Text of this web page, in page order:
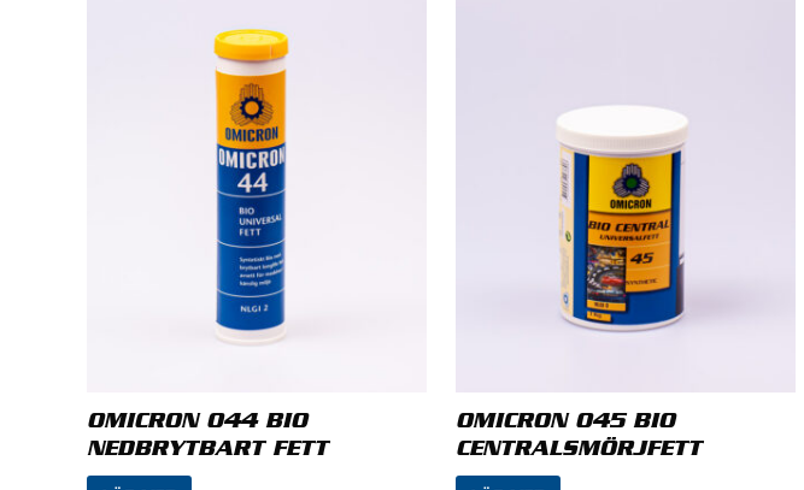
OMICRON 044 BIO
NEDBRYTBART FETT
OMICRON 045 BIO
CENTRALSMÖRJFETT